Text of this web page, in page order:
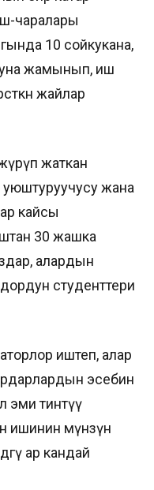
чаралары
10 сойкукана,
жамынып, иш
жайлар
жаткан
жана
кайсы
30 жашка
алардын
студенттери
иштеп, алар
эсебин
эми тинтүү
ишинин мүнөзүн
ар кандай